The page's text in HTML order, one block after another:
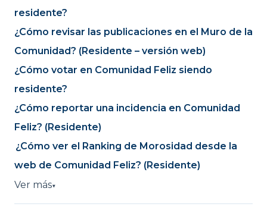
residente?
¿Cómo revisar las publicaciones en el Muro de la
Comunidad? (Residente – versión web)
¿Cómo votar en Comunidad Feliz siendo
residente?
¿Cómo reportar una incidencia en Comunidad
Feliz? (Residente)
¿Cómo ver el Ranking de Morosidad desde la
web de Comunidad Feliz? (Residente)
Ver más▼